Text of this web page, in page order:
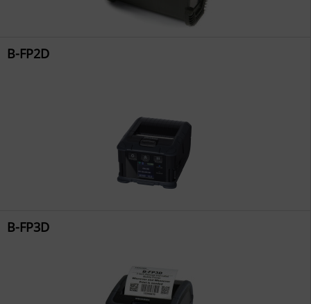
B-FP2D
B-FP3D